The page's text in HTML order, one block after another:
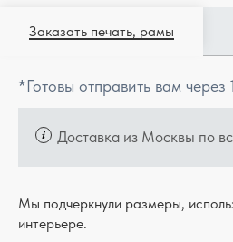
Заказать печать, рамы
*Готовы отправить вам
Доставка из Москвы по
Мы подчеркнули размеры,
интерьере.